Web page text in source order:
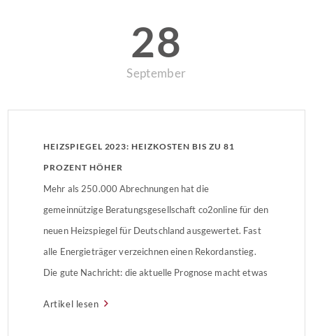
28
September
HEIZSPIEGEL 2023: HEIZKOSTEN BIS ZU 81
PROZENT HÖHER
Mehr als 250.000 Abrechnungen hat die
gemeinnützige Beratungsgesellschaft co2online für den
neuen Heizspiegel für Deutschland ausgewertet. Fast
alle Energieträger verzeichnen einen Rekordanstieg.
Die gute Nachricht: die aktuelle Prognose macht etwas
Artikel lesen